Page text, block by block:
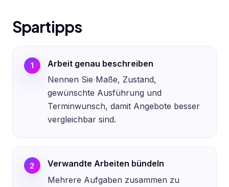
Spartipps
1
Arbeit genau beschreiben
Nennen Sie Maße, Zustand,
gewünschte Ausführung und
Terminwunsch, damit Angebote besser
vergleichbar sind.
2
Verwandte Arbeiten bündeln
Mehrere Aufgaben zusammen zu